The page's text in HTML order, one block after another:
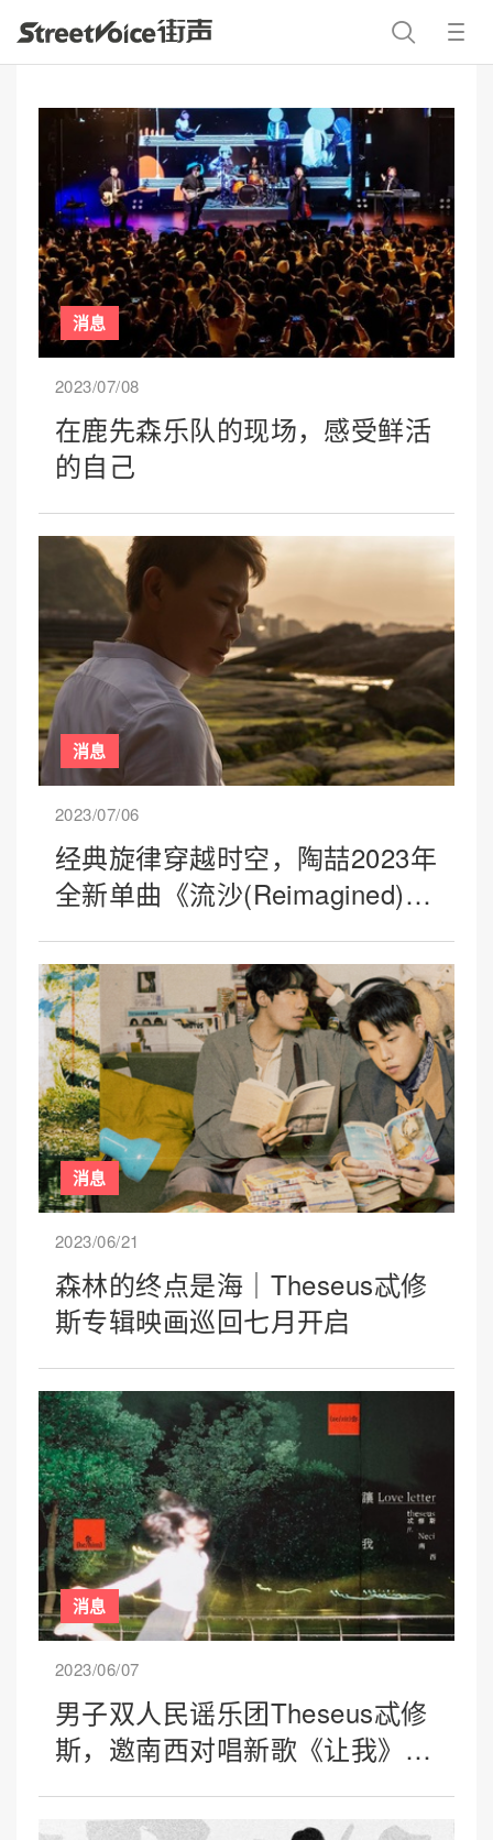
消息
2023/07/08
在鹿先森乐队的现场，感受鲜活
的自己
消息
2023/07/06
经典旋律穿越时空，陶喆2023年
全新单曲《流沙(Reimagined)》
消息
2023/06/21
森林的终点是海｜Theseus忒修
斯专辑映画巡回七月开启
消息
2023/06/07
男子双人民谣乐团Theseus忒修
斯，邀南西对唱新歌《让我》上